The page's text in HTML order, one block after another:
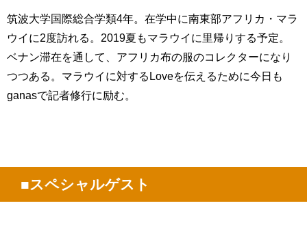
筑波大学国際総合学類4年。在学中に南東部アフリカ・マラ
ウイに2度訪れる。 2019夏もマラウイに里帰りする予定。
ベナン滞在を通して、アフリカ布の服のコレクターになり
つつある。マラウイに対する
Loveを伝えるために今日も
ganasで記者修行に励む。
■スペシャルゲスト